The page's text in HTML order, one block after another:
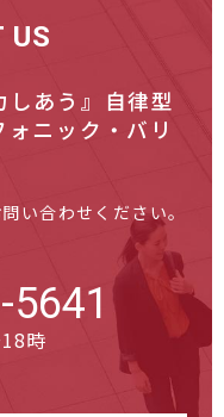
US
しあう』自律型
ォニック・バリ
い合わせください。
時